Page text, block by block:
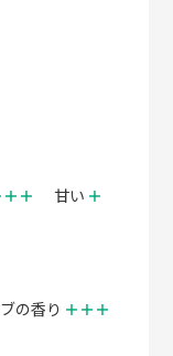
＋＋ 甘い ＋
の香り ＋＋＋